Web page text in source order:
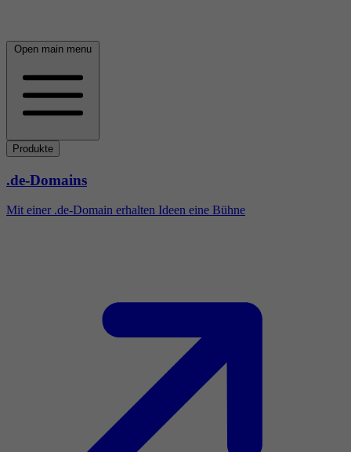
Open main menu
Produkte
.de-Domains
Mit einer .de-Domain erhalten Ideen eine Bühne